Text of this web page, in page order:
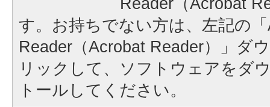
す。お持ちでない方は、左記の
Reader（Acrobat Reader）」ダ
リックして、ソフトウェアをダ
トールしてください。